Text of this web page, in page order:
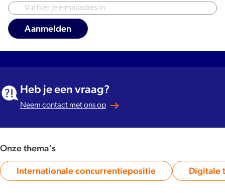
Heb je een vraag?
Neem contact met ons op
Onze thema's
Category:
Internationale concurrentiepositie Digitale